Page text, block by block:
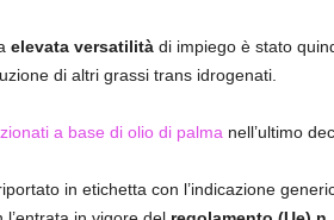
elevata versatilitàdi impiego è stato
di altri grassi trans idrogenati.
a base di olio di palma nell’ultimo
in etichetta con l’indicazione